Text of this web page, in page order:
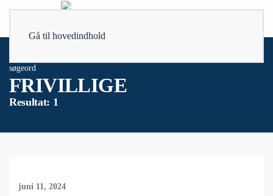
Gå til hovedindhold
søgeord
FRIVILLIGE
Resultat: 1
juni 11, 2024